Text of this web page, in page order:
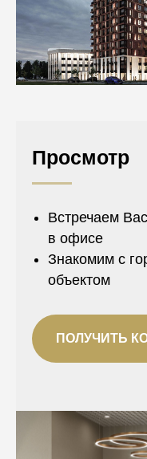
Просмотр
Встречаем
в офисе
Знакомим с
объектом
ПОЛУЧИТЬ